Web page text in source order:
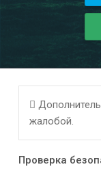
жалобой.
Проверка